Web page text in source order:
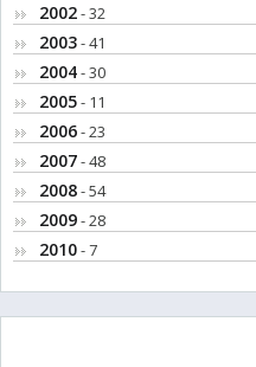
2002- 32
2003- 41
2004- 30
2005- 11
2006- 23
2007- 48
2008- 54
2009- 28
2010- 7